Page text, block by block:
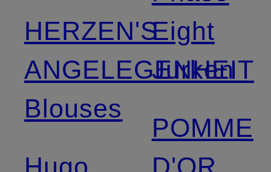
HERZEN'S
ANGELEGENHEIT
Blouses
Eight
Jurken
POMME